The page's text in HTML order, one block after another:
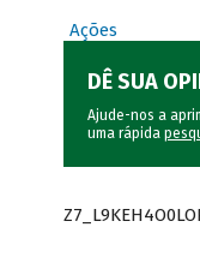
Ações
DÊ SUA
Ajude-nos a
uma rápida